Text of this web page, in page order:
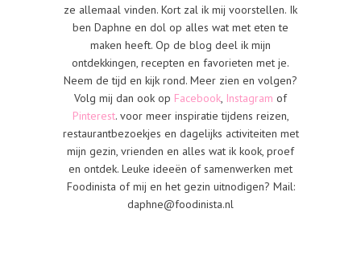
ze allemaal vinden. Kort zal ik mij voorstellen. Ik
ben Daphne en dol op alles wat met eten te
maken heeft. Op de blog deel ik mijn
ontdekkingen, recepten en favorieten met je.
Neem de tijd en kijk rond. Meer zien en volgen?
Volg mij dan ook op Facebook, Instagram of
Pinterest. voor meer inspiratie tijdens reizen,
restaurantbezoekjes en dagelijks activiteiten met
mijn gezin, vrienden en alles wat ik kook, proef
en ontdek. Leuke ideeën of samenwerken met
Foodinista of mij en het gezin uitnodigen? Mail:
daphne@foodinista.nl